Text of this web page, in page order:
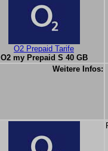
O2 Prepaid Tarife
O2 my Prepaid S 40 GB
Weitere Infos: